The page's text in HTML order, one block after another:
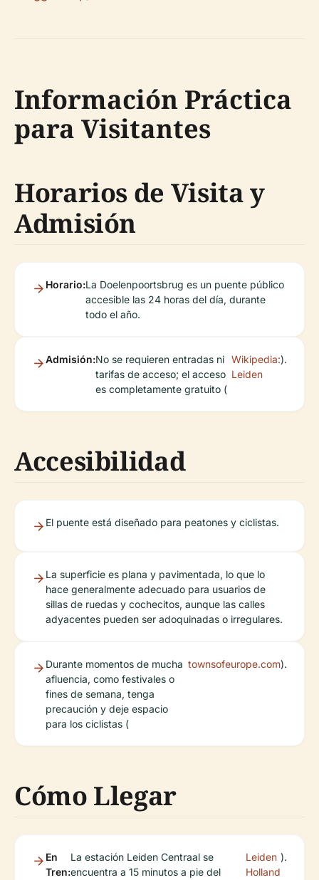
Información Práctica
para Visitantes
Horarios de Visita y
Admisión
Horario:La Doelenpoortsbrug es un puente público
accesible las 24 horas del día, durante
todo el año.
Admisión:No se requieren entradas ni
tarifas de acceso; el acceso
es completamente gratuito (
Wikipedia:
Leiden
).
Accesibilidad
El puente está diseñado para peatones y ciclistas.
La superficie es plana y pavimentada, lo que lo
hace generalmente adecuado para usuarios de
sillas de ruedas y cochecitos, aunque las calles
adyacentes pueden ser adoquinadas o irregulares.
Durante momentos de mucha
afluencia, como festivales o
fines de semana, tenga
precaución y deje espacio
para los ciclistas (
townsofeurope.com).
Cómo Llegar
En
Tren:
La estación Leiden Centraal se
encuentra a 15 minutos a pie del
Leiden
Holland
).